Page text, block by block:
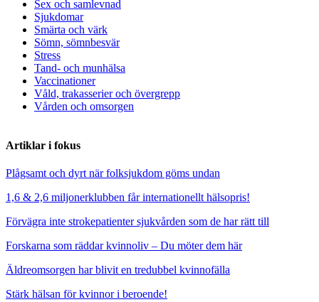
Sex och samlevnad
Sjukdomar
Smärta och värk
Sömn, sömnbesvär
Stress
Tand- och munhälsa
Vaccinationer
Våld, trakasserier och övergrepp
Vården och omsorgen
Artiklar i fokus
Plågsamt och dyrt när folksjukdom göms undan
1,6 & 2,6 miljonerklubben får internationellt hälsopris!
Förvägra inte strokepatienter sjukvården som de har rätt till
Forskarna som räddar kvinnoliv – Du möter dem här
Äldreomsorgen har blivit en tredubbel kvinnofälla
Stärk hälsan för kvinnor i beroende!